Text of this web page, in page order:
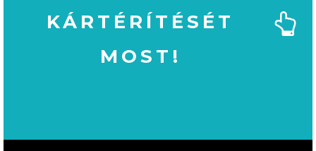
KÁRTÉRÍTÉSÉT
MOST!